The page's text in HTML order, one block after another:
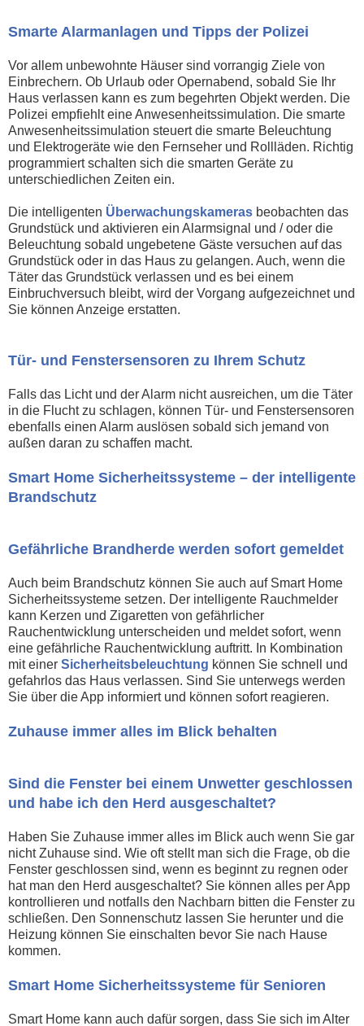
Smarte Alarmanlagen und Tipps der Polizei
Vor allem unbewohnte Häuser sind vorrangig Ziele von
Einbrechern. Ob Urlaub oder Opernabend, sobald Sie Ihr
Haus verlassen kann es zum begehrten Objekt werden. Die
Polizei empfiehlt eine Anwesenheitssimulation. Die smarte
Anwesenheitssimulation steuert die smarte Beleuchtung
und Elektrogeräte wie den Fernseher und Rollläden. Richtig
programmiert schalten sich die smarten Geräte zu
unterschiedlichen Zeiten ein.
Die intelligenten Überwachungskameras beobachten das
Grundstück und aktivieren ein Alarmsignal und / oder die
Beleuchtung sobald ungebetene Gäste versuchen auf das
Grundstück oder in das Haus zu gelangen. Auch, wenn die
Täter das Grundstück verlassen und es bei einem
Einbruchversuch bleibt, wird der Vorgang aufgezeichnet und
Sie können Anzeige erstatten.
Tür- und Fenstersensoren zu Ihrem Schutz
Falls das Licht und der Alarm nicht ausreichen, um die Täter
in die Flucht zu schlagen, können Tür- und Fenstersensoren
ebenfalls einen Alarm auslösen sobald sich jemand von
außen daran zu schaffen macht.
Smart Home Sicherheitssysteme – der intelligente
Brandschutz
Gefährliche Brandherde werden sofort gemeldet
Auch beim Brandschutz können Sie auch auf Smart Home
Sicherheitssysteme setzen. Der intelligente Rauchmelder
kann Kerzen und Zigaretten von gefährlicher
Rauchentwicklung unterscheiden und meldet sofort, wenn
eine gefährliche Rauchentwicklung auftritt. In Kombination
mit einer Sicherheitsbeleuchtung können Sie schnell und
gefahrlos das Haus verlassen. Sind Sie unterwegs werden
Sie über die App informiert und können sofort reagieren.
Zuhause immer alles im Blick behalten
Sind die Fenster bei einem Unwetter geschlossen
und habe ich den Herd ausgeschaltet?
Haben Sie Zuhause immer alles im Blick auch wenn Sie gar
nicht Zuhause sind. Wie oft stellt man sich die Frage, ob die
Fenster geschlossen sind, wenn es beginnt zu regnen oder
hat man den Herd ausgeschaltet? Sie können alles per App
kontrollieren und notfalls den Nachbarn bitten die Fenster zu
schließen. Den Sonnenschutz lassen Sie herunter und die
Heizung können Sie einschalten bevor Sie nach Hause
kommen.
Smart Home Sicherheitssysteme für Senioren
Smart Home kann auch dafür sorgen, dass Sie sich im Alter